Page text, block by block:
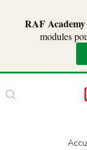
RAF Academy
modules